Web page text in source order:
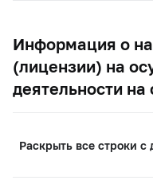
Информация о
(лицензии) на
деятельности
Раскрыть все строки